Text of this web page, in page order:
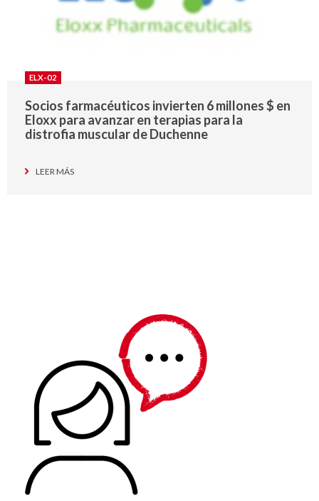
ELX-02
Socios farmacéuticos invierten 6 millones $ en
Eloxx para avanzar en terapias para la
distrofia muscular de Duchenne
LEER MÁS